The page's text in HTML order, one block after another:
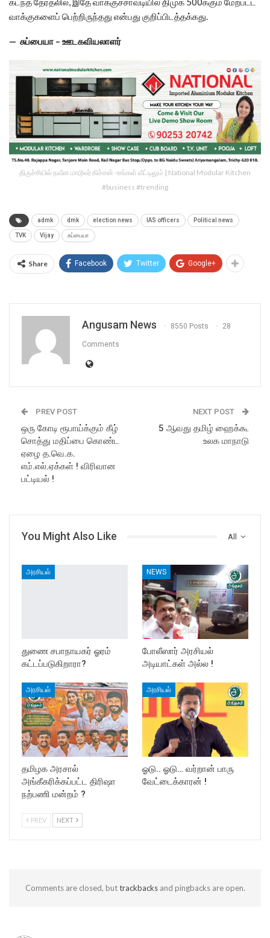
வாக்குகளைப் பெற்றிருந்தது என்பது குறிப்பிடத்தக்கது.
— சுப்பையா – ஊடகவியலாளர்
திருச்சியில் நவீன மாடூலர் கிச்சன் -உங்கள் வீட்டிலும் | National Modular Kitchen
#business #trending
admk dmk election news IAS officers Political news
TVK Vijay சுப்பையா
Share Facebook Twitter Google+
Angusam News 8550 Posts 28
Comments
PREV POST
ஒரு கோடி ரூபாய்க்கும் கீழ்
சொத்து மதிப்பை கொண்ட
ஏழை த.வெ.க.
எம்.எல்.ஏக்கள் ! விரிவான
பட்டியல் !
NEXT POST
5 ஆவது தமிழ் ஹைக்கூ
உலக மாநாடு
All
You Might Also Like
அரசியல்
துணை சபாநாயகர் ஓரம்
கட்டப்படுகிறாரா?
NEWS
போலீஸார் அரசியல்
அடியாட்கள் அல்ல !
அரசியல்
தமிழக அரசால்
அங்கீகரிக்கப்பட்ட திரிஷா
நற்பணி மன்றம் ?
அரசியல்
ஓடு.. ஓடு… வர்றான் பாரு
வேட்டைக்காரன் !
PREV NEXT
Comments are closed, buttrackbacksand pingbacks are open.